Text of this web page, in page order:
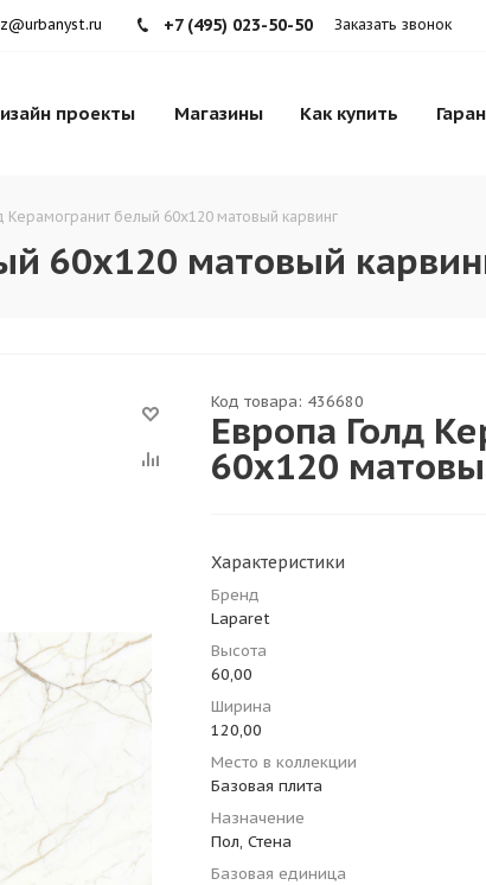
+7 (495) 023-50-50 Заказать звонок
проекты Магазины Как купить
Керамогранит белый 60х120 матовый карвинг
60х120 матовый
Код товара: 436680
Европа Голд
60х120
Характеристики
Бренд
Laparet
Высота
60,00
Ширина
120,00
Место в коллекции
Базовая плита
Назначение
Пол, Стена
Базовая единица